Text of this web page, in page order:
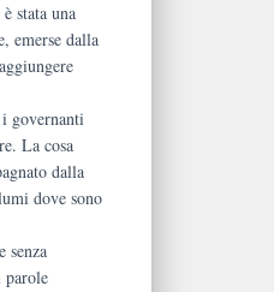
è stata una
emerse dalla
governanti
La cosa
dalla
dove sono
senza
parole